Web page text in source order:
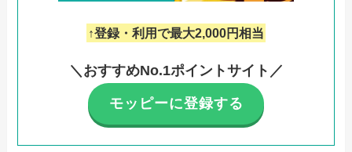
↑登録・利用で最大2,000円相当
＼おすすめNo.1ポイントサイト／
モッピーに登録する